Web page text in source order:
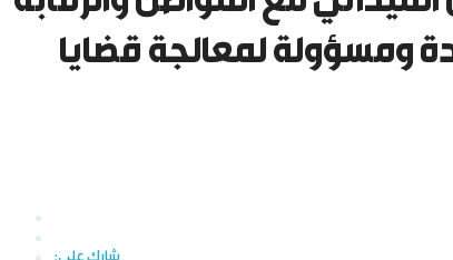
ومسؤولة لمعالجة قضايا